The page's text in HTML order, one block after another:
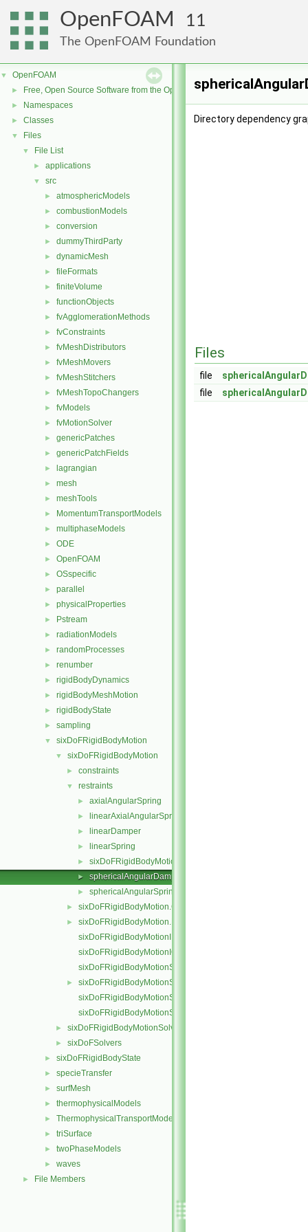
OpenFOAM 11
The OpenFOAM Foundation
▼ OpenFOAM
► Free, Open Source Software from the OpenFOAM Foundation
► Namespaces
► Classes
▼ Files
▼ File List
► applications
▼ src
► atmosphericModels
► combustionModels
► conversion
► dummyThirdParty
► dynamicMesh
► fileFormats
► finiteVolume
► functionObjects
► fvAgglomerationMethods
► fvConstraints
► fvMeshDistributors
► fvMeshMovers
► fvMeshStitchers
► fvMeshTopoChangers
► fvModels
► fvMotionSolver
► genericPatches
► genericPatchFields
► lagrangian
► mesh
► meshTools
► MomentumTransportModels
► multiphaseModels
► ODE
► OpenFOAM
► OSspecific
► parallel
► physicalProperties
► Pstream
► radiationModels
► randomProcesses
► renumber
► rigidBodyDynamics
► rigidBodyMeshMotion
► rigidBodyState
► sampling
▼ sixDoFRigidBodyMotion
▼ sixDoFRigidBodyMotion
► constraints
▼ restraints
► axialAngularSpring
► linearAxialAngularSpring
► linearDamper
► linearSpring
► sixDoFRigidBodyMotionRestraint
► sphericalAngularDamper
► sphericalAngularSpring
► sixDoFRigidBodyMotion.C
►
sixDoFRigidBodyMotion.H
sixDoFRigidBodyMotionI.H
sixDoFRigidBodyMotionIO.C
sixDoFRigidBodyMotionState.C
►
sixDoFRigidBodyMotionState.H
sixDoFRigidBodyMotionStateI.H
sixDoFRigidBodyMotionStateIO.C
► sixDoFRigidBodyMotionSolver
► sixDoFSolvers
► sixDoFRigidBodyState
► specieTransfer
► surfMesh
► thermophysicalModels
► ThermophysicalTransportModels
► triSurface
► twoPhaseModels
► waves
► File Members
Directory dependency
Files
file
file